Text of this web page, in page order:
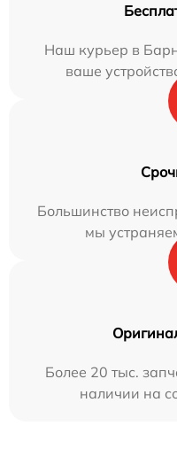
Наш курьер в
ваше
Большинство
мы
Более 20 тыс.
наличии на